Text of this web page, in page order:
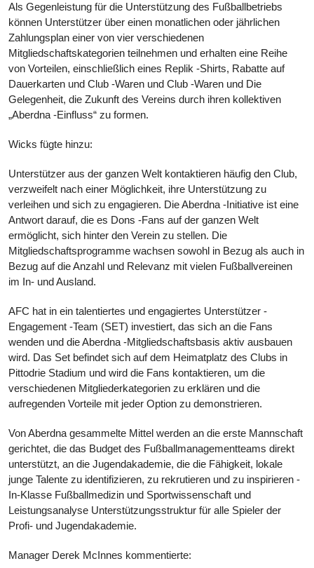
Als Gegenleistung für die Unterstützung des Fußballbetriebs
können Unterstützer über einen monatlichen oder jährlichen
Zahlungsplan einer von vier verschiedenen
Mitgliedschaftskategorien teilnehmen und erhalten eine Reihe
von Vorteilen, einschließlich eines Replik -Shirts, Rabatte auf
Dauerkarten und Club -Waren und Club -Waren und Die
Gelegenheit, die Zukunft des Vereins durch ihren kollektiven
„Aberdna -Einfluss“ zu formen.
Wicks fügte hinzu:
Unterstützer aus der ganzen Welt kontaktieren häufig den Club,
verzweifelt nach einer Möglichkeit, ihre Unterstützung zu
verleihen und sich zu engagieren. Die Aberdna -Initiative ist eine
Antwort darauf, die es Dons -Fans auf der ganzen Welt
ermöglicht, sich hinter den Verein zu stellen. Die
Mitgliedschaftsprogramme wachsen sowohl in Bezug als auch in
Bezug auf die Anzahl und Relevanz mit vielen Fußballvereinen
im In- und Ausland.
AFC hat in ein talentiertes und engagiertes Unterstützer -
Engagement -Team (SET) investiert, das sich an die Fans
wenden und die Aberdna -Mitgliedschaftsbasis aktiv ausbauen
wird. Das Set befindet sich auf dem Heimatplatz des Clubs in
Pittodrie Stadium und wird die Fans kontaktieren, um die
verschiedenen Mitgliederkategorien zu erklären und die
aufregenden Vorteile mit jeder Option zu demonstrieren.
Von Aberdna gesammelte Mittel werden an die erste Mannschaft
gerichtet, die das Budget des Fußballmanagementteams direkt
unterstützt, an die Jugendakademie, die die Fähigkeit, lokale
junge Talente zu identifizieren, zu rekrutieren und zu inspirieren -
In-Klasse Fußballmedizin und Sportwissenschaft und
Leistungsanalyse Unterstützungsstruktur für alle Spieler der
Profi- und Jugendakademie.
Manager Derek McInnes kommentierte: